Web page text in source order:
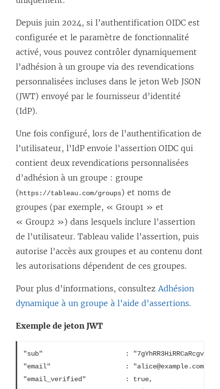
v
e
l
e
f
n
ê
t
r
e
)
Depuis juin 2024, si l’authentification OIDC est
configurée et le paramètre de fonctionnalité
activé, vous pouvez contrôler dynamiquement
l’adhésion à un groupe via des revendications
personnalisées incluses dans le jeton Web JSON
(JWT) envoyé par le fournisseur d’identité
(IdP).
Une fois configuré, lors de l’authentification de
l’utilisateur, l’IdP envoie l’assertion OIDC qui
contient deux revendications personnalisées
d’adhésion à un groupe : groupe
(https://tableau.com/groups) et noms de
groupes (par exemple, « Group1 » et
« Group2 ») dans lesquels inclure l’assertion
de l’utilisateur. Tableau valide l’assertion, puis
autorise l’accès aux groupes et au contenu dont
les autorisations dépendent de ces groupes.
Pour plus d’informations, consultez Adhésion
dynamique à un groupe à l’aide d’assertions.
Exemple de jeton JWT
"sub"                     :
"email"                   : "alice@example.com",
"email_verified"          : true,